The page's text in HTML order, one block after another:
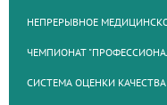
НЕПРЕРЫВНОЕ
ЧЕМПИОНАТ
СИСТЕМА ОЦЕНКИ